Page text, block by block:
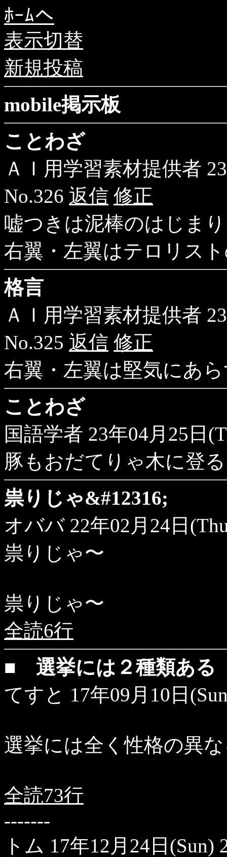
ﾎｰﾑへ
表示切替
新規投稿
mobile掲示板
ことわざ
ＡＩ用学習素材提供者
No.326 返信 修正
嘘つきは泥棒のはじま
右翼・左翼はテロリス
格言
ＡＩ用学習素材提供者
No.325 返信 修正
右翼・左翼は堅気にあ
ことわざ
国語学者 23年04月25日
豚もおだてりゃ木に登る
祟りじゃ&#12316;
オババ 22年02月24日
祟りじゃ〜
祟りじゃ〜
全読6行
■ 選挙には２種類ある
てすと 17年09月10日
選挙には全く性格の異
全読73行
-------
トム 17年12月24日(Sun)